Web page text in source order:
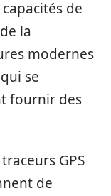
de
la
modernes
se
fournir des
GPS
de